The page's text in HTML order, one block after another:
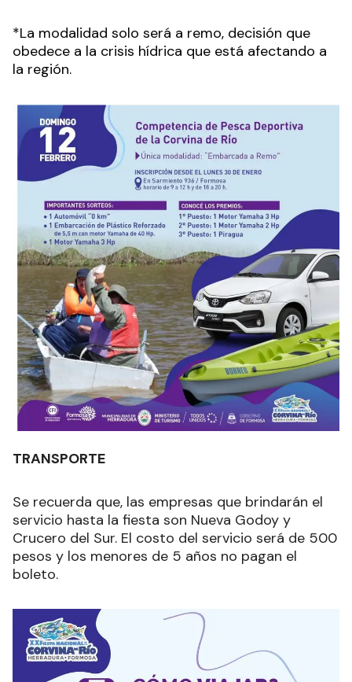
*La modalidad solo será a remo, decisión que
obedece a la crisis hídrica que está afectando a
la región.
TRANSPORTE
Se recuerda que, las empresas que brindarán el
servicio hasta la fiesta son Nueva Godoy y
Crucero del Sur. El costo del servicio será de 500
pesos y los menores de 5 años no pagan el
boleto.